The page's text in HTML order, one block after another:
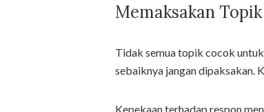
Memaksakan
Tidak semua topik cocok
sebaiknya jangan dipaksakan.
Kepekaan terhadap respon